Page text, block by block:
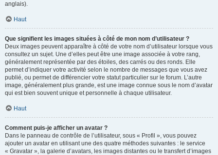
anglais).
Haut
Que signifient les images situées à côté de mon nom d’utilisateur ?
Deux images peuvent apparaître à côté de votre nom d’utilisateur lorsque vous
consultez un sujet. Une d’elles peut être une image associée à votre rang,
généralement représentée par des étoiles, des carrés ou des ronds. Elle
permet d’indiquer votre activité selon le nombre de messages que vous avez
publié, ou permet de différencier votre statut particulier sur le forum. L’autre
image, généralement plus grande, est une image connue sous le nom d’avatar
qui est bien souvent unique et personnelle à chaque utilisateur.
Haut
Comment puis-je afficher un avatar ?
Dans le panneau de contrôle de l’utilisateur, sous « Profil », vous pouvez
ajouter un avatar en utilisant une des quatre méthodes suivantes : le service
« Gravatar », la galerie d’avatars, les images distantes ou le transfert d’images